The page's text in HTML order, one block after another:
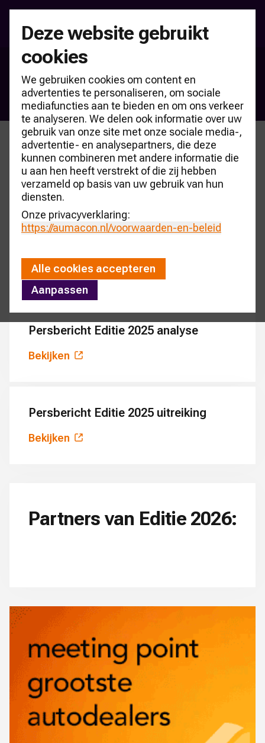
Deze website gebruikt
cookies
We gebruiken cookies om content en
advertenties te personaliseren, om sociale
mediafuncties aan te bieden en om ons verkeer
te analyseren. We delen ook informatie over uw
gebruik van onze site met onze sociale media-,
advertentie- en analysepartners, die deze
kunnen combineren met andere informatie die
u aan hen heeft verstrekt of die zij hebben
verzameld op basis van uw gebruik van hun
diensten.
Onze privacyverklaring:
https://aumacon.nl /voorwaarden-en-beleid
Alle cookies accepteren
Aanpassen
Brancheonderzoeken
Dealerholding Top-100 NL
Bestel nu de AUMACON Editie 2026
Bestellen
Bekijken
Persbericht Editie 2025 analyse
Bekijken
Persbericht Editie 2025 uitreiking
Bekijken
Partners van Editie 2026: